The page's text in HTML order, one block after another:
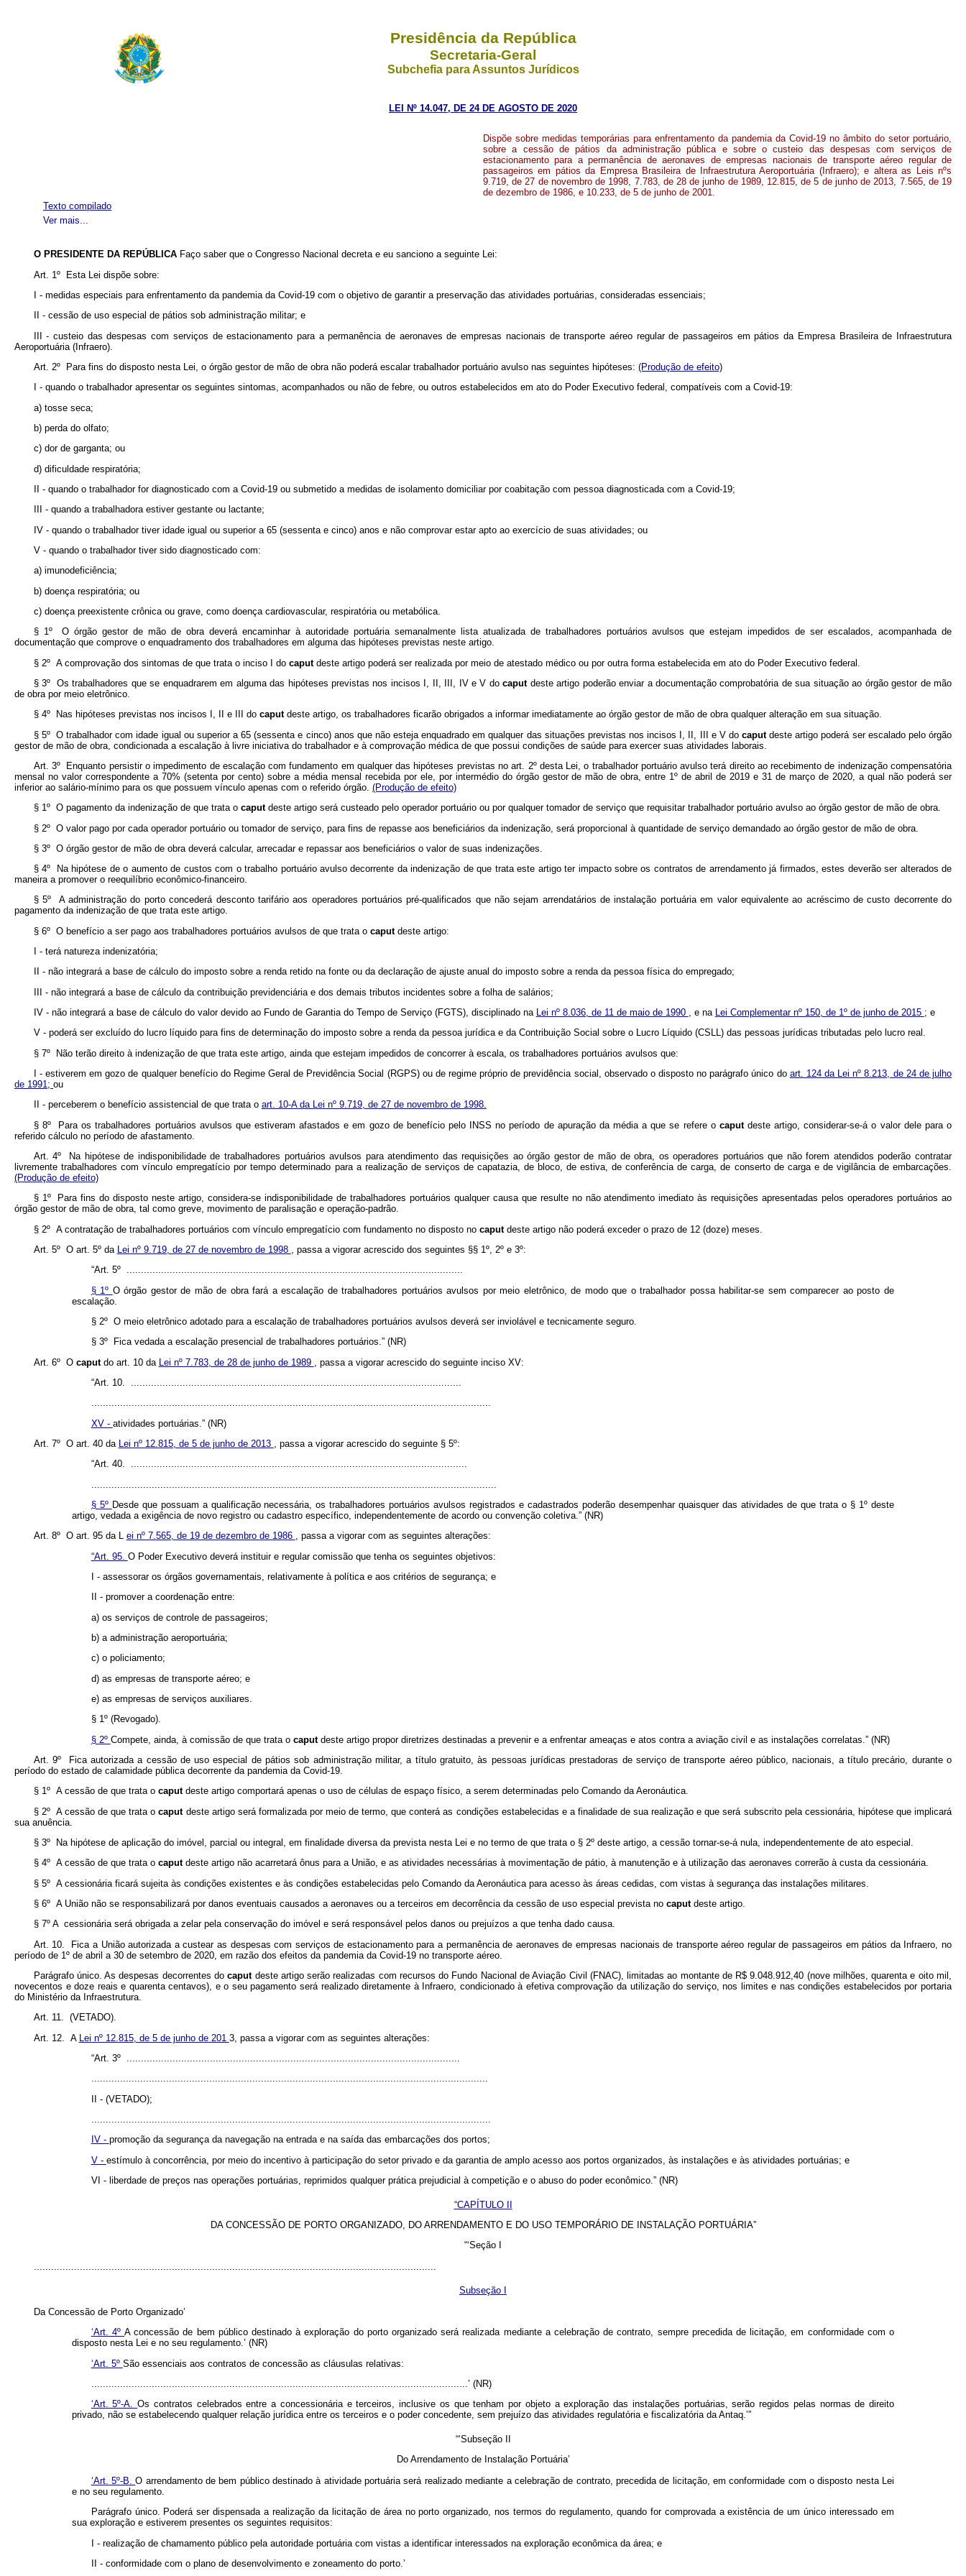
Presidência da República
Secretaria-Geral
Subchefia para Assuntos Jurídicos
LEI Nº 14.047, DE 24 DE AGOSTO DE 2020
Dispõe sobre medidas temporárias para enfrentamento da pandemia da Covid-19 no âmbito do setor portuário,
sobre a cessão de pátios da administração pública e sobre o custeio das despesas com serviços de
estacionamento para a permanência de aeronaves de empresas nacionais de transporte aéreo regular de
passageiros em pátios da Empresa Brasileira de Infraestrutura Aeroportuária (Infraero); e altera as Leis nºs
9.719, de 27 de novembro de 1998, 7.783, de 28 de junho de 1989, 12.815, de 5 de junho de 2013, 7.565, de 19
de dezembro de 1986, e 10.233, de 5 de junho de 2001.
Ver mais...
Texto compilado
O PRESIDENTE DA REPÚBLICA Faço saber que o Congresso Nacional decreta e eu sanciono a seguinte Lei:
Art. 1º Esta Lei dispõe sobre:
I - medidas especiais para enfrentamento da pandemia da Covid-19 com o objetivo de garantir a preservação das atividades portuárias, consideradas essenciais;
II - cessão de uso especial de pátios sob administração militar; e
III - custeio das despesas com serviços de estacionamento para a permanência de aeronaves de empresas nacionais de transporte aéreo regular de passageiros em pátios da Empresa Brasileira de Infraestrutura
Aeroportuária (Infraero).
Art. 2º Para fins do disposto nesta Lei, o órgão gestor de mão de obra não poderá escalar trabalhador portuário avulso nas seguintes hipóteses: (Produção de efeito)
I - quando o trabalhador apresentar os seguintes sintomas, acompanhados ou não de febre, ou outros estabelecidos em ato do Poder Executivo federal, compatíveis com a Covid-19:
a) tosse seca;
b) perda do olfato;
c) dor de garganta; ou
d) dificuldade respiratória;
II - quando o trabalhador for diagnosticado com a Covid-19 ou submetido a medidas de isolamento domiciliar por coabitação com pessoa diagnosticada com a Covid-19;
III - quando a trabalhadora estiver gestante ou lactante;
IV - quando o trabalhador tiver idade igual ou superior a 65 (sessenta e cinco) anos e não comprovar estar apto ao exercício de suas atividades; ou
V - quando o trabalhador tiver sido diagnosticado com:
a) imunodeficiência;
b) doença respiratória; ou
c) doença preexistente crônica ou grave, como doença cardiovascular, respiratória ou metabólica.
§ 1º O órgão gestor de mão de obra deverá encaminhar à autoridade portuária semanalmente lista atualizada de trabalhadores portuários avulsos que estejam impedidos de ser escalados, acompanhada de
documentação que comprove o enquadramento dos trabalhadores em alguma das hipóteses previstas neste artigo.
§ 2º A comprovação dos sintomas de que trata o inciso I do caput deste artigo poderá ser realizada por meio de atestado médico ou por outra forma estabelecida em ato do Poder Executivo federal.
§ 3º Os trabalhadores que se enquadrarem em alguma das hipóteses previstas nos incisos I, II, III, IV e V docaput deste artigo poderão enviar a documentação comprobatória de sua situação ao órgão gestor de mão
de obra por meio eletrônico.
§ 4º Nas hipóteses previstas nos incisos I, II e III do caput deste artigo, os trabalhadores ficarão obrigados a informar imediatamente ao órgão gestor de mão de obra qualquer alteração em sua situação.
§ 5º O trabalhador com idade igual ou superior a 65 (sessenta e cinco) anos que não esteja enquadrado em qualquer das situações previstas nos incisos I, II, III e V docaputdeste artigo poderá ser escalado pelo órgão
gestor de mão de obra, condicionada a escalação à livre iniciativa do trabalhador e à comprovação médica de que possui condições de saúde para exercer suas atividades laborais.
Art. 3º Enquanto persistir o impedimento de escalação com fundamento em qualquer das hipóteses previstas no art. 2º desta Lei, o trabalhador portuário avulso terá direito ao recebimento de indenização compensatória
mensal no valor correspondente a 70% (setenta por cento) sobre a média mensal recebida por ele, por intermédio do órgão gestor de mão de obra, entre 1º de abril de 2019 e 31 de março de 2020, a qual não poderá ser
inferior ao salário-mínimo para os que possuem vínculo apenas com o referido órgão. (Produção de efeito)
§ 1º O pagamento da indenização de que trata o caput deste artigo será custeado pelo operador portuário ou por qualquer tomador de serviço que requisitar trabalhador portuário avulso ao órgão gestor de mão de obra.
§ 2º O valor pago por cada operador portuário ou tomador de serviço, para fins de repasse aos beneficiários da indenização, será proporcional à quantidade de serviço demandado ao órgão gestor de mão de obra.
§ 3º O órgão gestor de mão de obra deverá calcular, arrecadar e repassar aos beneficiários o valor de suas indenizações.
§ 4º Na hipótese de o aumento de custos com o trabalho portuário avulso decorrente da indenização de que trata este artigo ter impacto sobre os contratos de arrendamento já firmados, estes deverão ser alterados de
maneira a promover o reequilíbrio econômico-financeiro.
§ 5º A administração do porto concederá desconto tarifário aos operadores portuários pré-qualificados que não sejam arrendatários de instalação portuária em valor equivalente ao acréscimo de custo decorrente do
pagamento da indenização de que trata este artigo.
§ 6º O benefício a ser pago aos trabalhadores portuários avulsos de que trata o caput deste artigo:
I - terá natureza indenizatória;
II - não integrará a base de cálculo do imposto sobre a renda retido na fonte ou da declaração de ajuste anual do imposto sobre a renda da pessoa física do empregado;
III - não integrará a base de cálculo da contribuição previdenciária e dos demais tributos incidentes sobre a folha de salários;
IV - não integrará a base de cálculo do valor devido ao Fundo de Garantia do Tempo de Serviço (FGTS), disciplinado na Lei nº 8.036, de 11 de maio de 1990 , e na Lei Complementar nº 150, de 1º de junho de 2015 ; e
V - poderá ser excluído do lucro líquido para fins de determinação do imposto sobre a renda da pessoa jurídica e da Contribuição Social sobre o Lucro Líquido (CSLL) das pessoas jurídicas tributadas pelo lucro real.
§ 7º Não terão direito à indenização de que trata este artigo, ainda que estejam impedidos de concorrer à escala, os trabalhadores portuários avulsos que:
I - estiverem em gozo de qualquer benefício do Regime Geral de Previdência Social (RGPS) ou de regime próprio de previdência social, observado o disposto no parágrafo único do art. 124 da Lei nº 8.213, de 24 de julho
de 1991; ou
II - perceberem o benefício assistencial de que trata o art. 10-A da Lei nº 9.719, de 27 de novembro de 1998.
§ 8º Para os trabalhadores portuários avulsos que estiveram afastados e em gozo de benefício pelo INSS no período de apuração da média a que se refere o caputdeste artigo, considerar-se-á o valor dele para o
referido cálculo no período de afastamento.
Art. 4º Na hipótese de indisponibilidade de trabalhadores portuários avulsos para atendimento das requisições ao órgão gestor de mão de obra, os operadores portuários que não forem atendidos poderão contratar
livremente trabalhadores com vínculo empregatício por tempo determinado para a realização de serviços de capatazia, de bloco, de estiva, de conferência de carga, de conserto de carga e de vigilância de embarcações.
(Produção de efeito)
§ 1º Para fins do disposto neste artigo, considera-se indisponibilidade de trabalhadores portuários qualquer causa que resulte no não atendimento imediato às requisições apresentadas pelos operadores portuários ao
órgão gestor de mão de obra, tal como greve, movimento de paralisação e operação-padrão.
§ 2º A contratação de trabalhadores portuários com vínculo empregatício com fundamento no disposto no caput deste artigo não poderá exceder o prazo de 12 (doze) meses.
Art. 5º O art. 5º da Lei nº 9.719, de 27 de novembro de 1998 , passa a vigorar acrescido dos seguintes §§ 1º, 2º e 3º:
“Art. 5º .....................................................................................................................
§ 1º O órgão gestor de mão de obra fará a escalação de trabalhadores portuários avulsos por meio eletrônico, de modo que o trabalhador possa habilitar-se sem comparecer ao posto de
escalação.
§ 2º O meio eletrônico adotado para a escalação de trabalhadores portuários avulsos deverá ser inviolável e tecnicamente seguro.
§ 3º Fica vedada a escalação presencial de trabalhadores portuários.” (NR)
Art. 6º O caput do art. 10 da Lei nº 7.783, de 28 de junho de 1989
, passa a vigorar acrescido do seguinte inciso XV:
“Art. 10. ...................................................................................................................
...........................................................................................................................................
XV - atividades portuárias.” (NR)
Art. 7º O art. 40 da Lei nº 12.815, de 5 de junho de 2013 , passa a vigorar acrescido do seguinte § 5º:
“Art. 40. .....................................................................................................................
§ 5º Desde que possuam a qualificação necessária, os trabalhadores portuários avulsos registrados e cadastrados poderão desempenhar quaisquer das atividades de que trata o § 1º deste
artigo, vedada a exigência de novo registro ou cadastro específico, independentemente de acordo ou convenção coletiva.” (NR)
Art. 8º O art. 95 da L ei nº 7.565, de 19 de dezembro de 1986 , passa a vigorar com as seguintes alterações:
“Art. 95. O Poder Executivo deverá instituir e regular comissão que tenha os seguintes objetivos:
I - assessorar os órgãos governamentais, relativamente à política e aos critérios de segurança; e
II - promover a coordenação entre:
a) os serviços de controle de passageiros;
b) a administração aeroportuária;
c) o policiamento;
d) as empresas de transporte aéreo; e
e) as empresas de serviços auxiliares.
§ 1º (Revogado).
§ 2º Compete, ainda, à comissão de que trata o caput deste artigo propor diretrizes destinadas a prevenir e a enfrentar ameaças e atos contra a aviação civil e as instalações correlatas.” (NR)
Art. 9º Fica autorizada a cessão de uso especial de pátios sob administração militar, a título gratuito, às pessoas jurídicas prestadoras de serviço de transporte aéreo público, nacionais, a título precário, durante o
período do estado de calamidade pública decorrente da pandemia da Covid-19.
§ 1º A cessão de que trata o caput deste artigo comportará apenas o uso de células de espaço físico, a serem determinadas pelo Comando da Aeronáutica.
§ 2º A cessão de que trata ocaput deste artigo será formalizada por meio de termo, que conterá as condições estabelecidas e a finalidade de sua realização e que será subscrito pela cessionária, hipótese que implicará
sua anuência.
§ 3º Na hipótese de aplicação do imóvel, parcial ou integral, em finalidade diversa da prevista nesta Lei e no termo de que trata o § 2º deste artigo, a cessão tornar-se-á nula, independentemente de ato especial.
§ 4º A cessão de que trata o caput deste artigo não acarretará ônus para a União, e as atividades necessárias à movimentação de pátio, à manutenção e à utilização das aeronaves correrão à custa da cessionária.
§ 5º A cessionária ficará sujeita às condições existentes e às condições estabelecidas pelo Comando da Aeronáutica para acesso às áreas cedidas, com vistas à segurança das instalações militares.
§ 6º A União não se responsabilizará por danos eventuais causados a aeronaves ou a terceiros em decorrência da cessão de uso especial prevista no caput deste artigo.
§ 7º A cessionária será obrigada a zelar pela conservação do imóvel e será responsável pelos danos ou prejuízos a que tenha dado causa.
Art. 10. Fica a União autorizada a custear as despesas com serviços de estacionamento para a permanência de aeronaves de empresas nacionais de transporte aéreo regular de passageiros em pátios da Infraero, no
período de 1º de abril a 30 de setembro de 2020, em razão dos efeitos da pandemia da Covid-19 no transporte aéreo.
Parágrafo único. As despesas decorrentes docaput deste artigo serão realizadas com recursos do Fundo Nacional de Aviação Civil (FNAC), limitadas ao montante de R$ 9.048.912,40 (nove milhões, quarenta e oito mil,
novecentos e doze reais e quarenta centavos), e o seu pagamento será realizado diretamente à Infraero, condicionado à efetiva comprovação da utilização do serviço, nos limites e nas condições estabelecidos por portaria
do Ministério da Infraestrutura.
Art. 11. (VETADO).
Art. 12. A Lei nº 12.815, de 5 de junho de 201 3, passa a vigorar com as seguintes alterações:
“Art. 3º ....................................................................................................................
..........................................................................................................................................
II - (VETADO);
IV - promoção da segurança da navegação na entrada e na saída das embarcações dos portos;
V - estímulo à concorrência, por meio do incentivo à participação do setor privado e da garantia de amplo acesso aos portos organizados, às instalações e às atividades portuárias; e
VI - liberdade de preços nas operações portuárias, reprimidos qualquer prática prejudicial à competição e o abuso do poder econômico.” (NR)
“CAPÍTULO II
DA CONCESSÃO DE PORTO ORGANIZADO, DO ARRENDAMENTO E DO USO TEMPORÁRIO DE INSTALAÇÃO PORTUÁRIA”
“‘Seção I
Subseção I
Da Concessão de Porto Organizado’
‘Art. 4ºA concessão de bem público destinado à exploração do porto organizado será realizada mediante a celebração de contrato, sempre precedida de licitação, em conformidade com o
disposto nesta Lei e no seu regulamento.’ (NR)
‘Art. 5º São essenciais aos contratos de concessão as cláusulas relativas:
...................................................................................................................................’ (NR)
‘Art. 5º-A.Os contratos celebrados entre a concessionária e terceiros, inclusive os que tenham por objeto a exploração das instalações portuárias, serão regidos pelas normas de direito
privado, não se estabelecendo qualquer relação jurídica entre os terceiros e o poder concedente, sem prejuízo das atividades regulatória e fiscalizatória da Antaq.’”
“‘Subseção II
Do Arrendamento de Instalação Portuária’
‘Art. 5º-B.O arrendamento de bem público destinado à atividade portuária será realizado mediante a celebração de contrato, precedida de licitação, em conformidade com o disposto nesta Lei
e no seu regulamento.
Parágrafo único. Poderá ser dispensada a realização da licitação de área no porto organizado, nos termos do regulamento, quando for comprovada a existência de um único interessado em
sua exploração e estiverem presentes os seguintes requisitos:
I - realização de chamamento público pela autoridade portuária com vistas a identificar interessados na exploração econômica da área; e
II - conformidade com o plano de desenvolvimento e zoneamento do porto.’